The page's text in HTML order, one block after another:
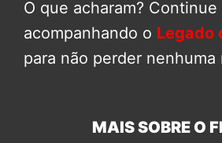
O que acharam? Continue
acompanhando o Legado
para não perder nenhuma
MAIS SOBRE O